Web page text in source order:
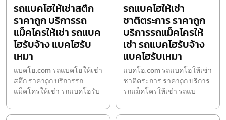
รถแบคโฮให้เช่าสตึก
ราคาถูก บริการรถ
แม็คโครให้เช่า รถแบค
โฮรับจ้าง แบคโฮรับ
เหมา
แบคโฮ.com รถแบคโฮให้เช่า
สตึก ราคาถูก บริการรถ
แม็คโครให้เช่า รถแบคโฮรับ
รถแบคโฮให้เช่า
ชาติตระการ ราคาถูก
บริการรถแม็คโครให้
เช่า รถแบคโฮรับจ้าง
แบคโฮรับเหมา
แบคโฮ.com รถแบคโฮให้เช่า
ชาติตระการ ราคาถูก บริการ
รถแม็คโครให้เช่า รถแบ